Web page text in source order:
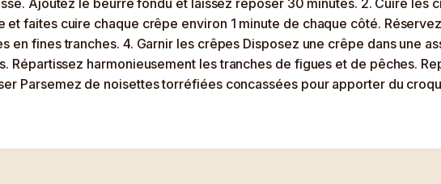
Ajoutez le beurre fondu et laissez reposer 30 minutes. 2. Cuire les
et faites cuire chaque crêpe environ 1 minute de chaque côté.
en fines tranches. 4. Garnir les crêpes Disposez une crêpe dans une
Répartissez harmonieusement les tranches de figues et de pêches.
Parsemez de noisettes torréfiées concassées pour apporter du